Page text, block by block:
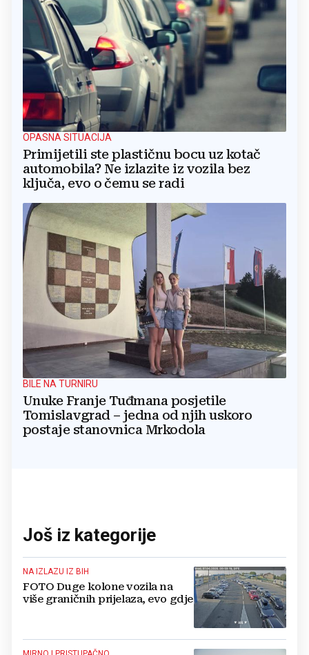
OPASNA SITUACIJA
Primijetili ste plastičnu bocu uz kotač
automobila? Ne izlazite iz vozila bez
ključa, evo o čemu se radi
BILE NA TURNIRU
Unuke Franje Tuđmana posjetile
Tomislavgrad – jedna od njih uskoro
postaje stanovnica Mrkodola
Još iz kategorije
NA IZLAZU IZ BIH
FOTO Duge kolone vozila na
više graničnih prijelaza, evo gdje